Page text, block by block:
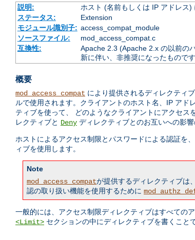
説明:
ホスト (名前もしくは IP アドレス)
ステータス:
Extension
モジュール識別子: access_compat_module
ソースファイル:
mod_access_compat.c
互換性:
Apache 2.3 (Apache 2.x の以前の
新に伴い、非推奨になったものです
概要
mod_access_compat により提供されるディレクティ
ルで使用されます。クライアントのホスト名、IP アドレ
ティブを使って、 どのようなクライアントにアクセス
レクティブと Deny ディレクティブとのお互いへの影響
ホストによるアクセス制限とパスワードによる認証を
ィブを使用します。
Note
mod_access_compatが提供するディレクティブは
認の取り扱い機能を使用するために
一般的には、アクセス制限ディレクティブはすべての
<Limit> セクションの中にディレクティブを書くこと